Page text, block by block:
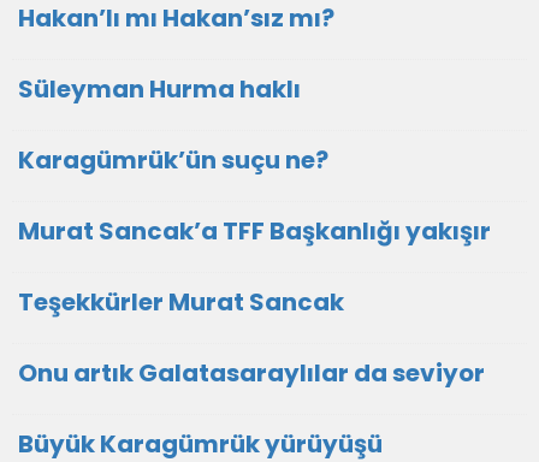
Hakan’lı mı Hakan’sız mı?
Süleyman Hurma haklı
Karagümrük’ün suçu ne?
Murat Sancak’a TFF Başkanlığı yakışır
Teşekkürler Murat Sancak
Onu artık Galatasaraylılar da seviyor
Büyük Karagümrük yürüyüşü